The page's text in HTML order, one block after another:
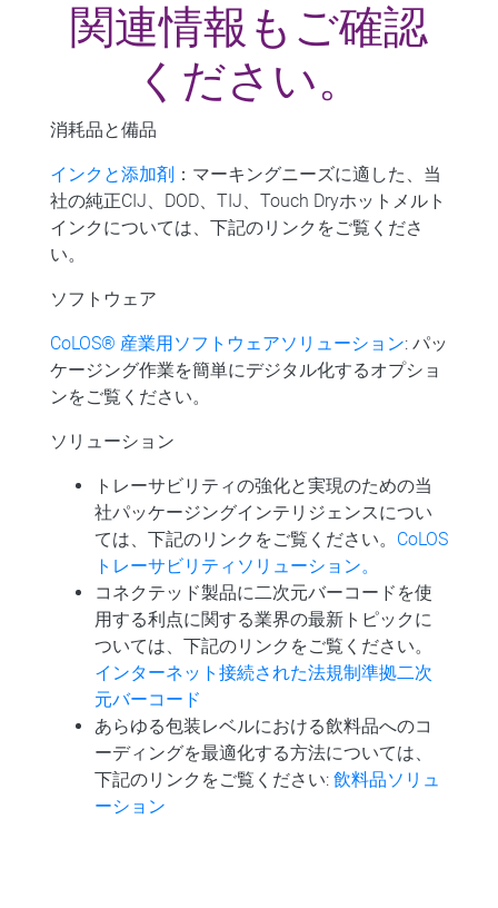
関連情報もご確認
ください。
消耗品と備品
インクと添加剤 ：マーキングニーズに適した、当
社の純正CIJ、DOD、TIJ、Touch Dryホットメルト
インクについては、下記のリンクをご覧くださ
い。
ソフトウェア
CoLOS® 産業用ソフトウェアソリューション: パッ
ケージング作業を簡単にデジタル化するオプショ
ンをご覧ください。
ソリューション
トレーサビリティの強化と実現のための当
社パッケージングインテリジェンスについ
ては、下記のリンクをご覧ください。 CoLOS
トレーサビリティソリューション。
コネクテッド製品に二次元バーコードを使
用する利点に関する業界の最新トピックに
ついては、下記のリンクをご覧ください。
インターネット接続された法規制準拠二次
元バーコード
あらゆる包装レベルにおける飲料品へのコ
ーディングを最適化する方法については、
下記のリンクをご覧ください: 飲料品ソリュ
ーション